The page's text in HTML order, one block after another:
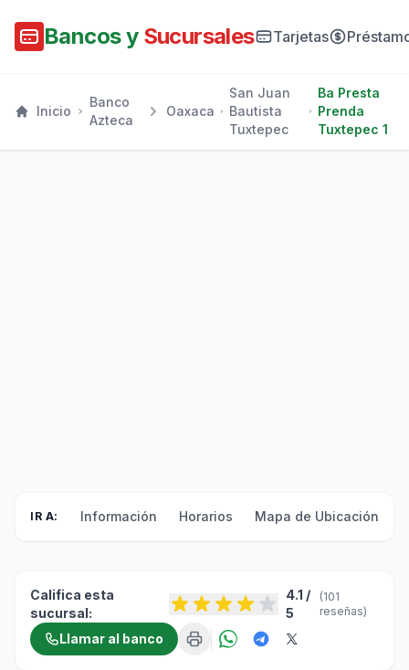
Bancos y Sucursales Tarjetas
Inicio
Banco
Azteca
Oaxaca
San Juan
Bautista
Tuxtepec
Ba Presta
Prenda
Tuxtepec 1
IR A: Información Horarios Mapa de Ubicación
Califica esta
sucursal:
4.1 /
5
(101
reseñas)
Llamar al banco